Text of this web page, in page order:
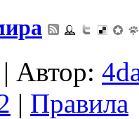
| Автор:
| Правила